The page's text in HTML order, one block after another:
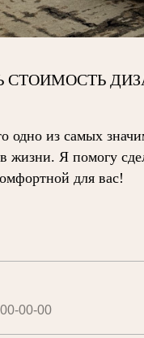
СТОИМОСТЬ
одно из самых
жизни. Я помогу
для вас!